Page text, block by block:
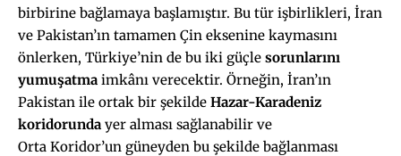
birbirine bağlamaya başlamıştır. Bu tür işbirlikleri, İran
ve Pakistan’ın tamamen Çin eksenine kaymasını
önlerken, Türkiye’nin de bu iki güçle sorunlarını
yumuşatma imkânı verecektir. Örneğin, İran’ın
Pakistan ile ortak bir şekilde Hazar-Karadeniz
koridorunda yer alması sağlanabilir ve
Orta Koridor’un güneyden bu şekilde bağlanması